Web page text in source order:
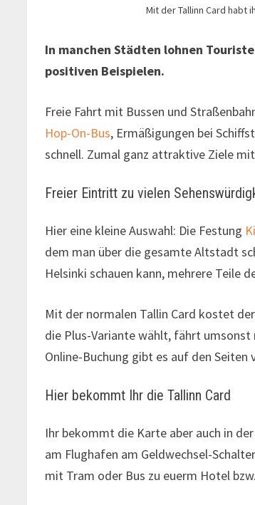
Mit der Tallinn Card habt
In manchen Städten lohnen
positiven Beispielen.
Freie Fahrt mit Bussen und
Hop-On-Bus, Ermäßigungen bei
schnell. Zumal ganz attraktive Ziele
Freier Eintritt zu vielen
Hier eine kleine Auswahl: Die Festung
dem man über die gesamte Altstadt
Helsinki schauen kann, mehrere Teile
Mit der normalen Tallin Card kostet der
die Plus-Variante wählt, fährt umsonst
Online-Buchung gibt es auf den Seiten
Hier bekommt Ihr die Tallinn Card
Ihr bekommt die Karte aber auch in
am Flughafen am Geldwechsel-
mit Tram oder Bus zu euerm Hotel